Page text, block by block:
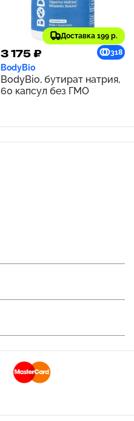
Доставка 199 р.
3 175 ₽ 318
BodyBio
BodyBio, бутират натрия,
60 капсул без ГМО